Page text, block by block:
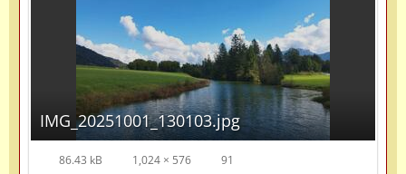
IMG_20251001_130103.jpg
86.43 kB 1,024 × 576 91